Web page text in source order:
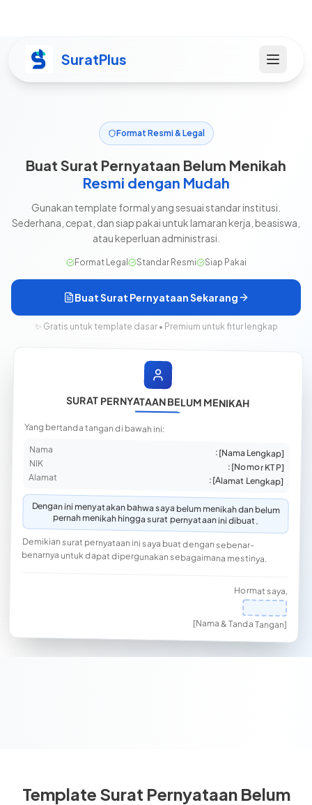
SuratPlus
Format Resmi & Legal
Buat Surat Pernyataan Belum Menikah
Resmi dengan Mudah
Gunakan template formal yang sesuai standar institusi.
Sederhana, cepat, dan siap pakai untuk lamaran kerja, beasiswa,
atau keperluan administrasi.
Format Legal Standar Resmi Siap Pakai
Buat Surat Pernyataan Sekarang
✨ Gratis untuk template dasar • Premium untuk fitur lengkap
SURAT PERNYATAAN BELUM MENIKAH
Yang bertanda tangan di bawah ini:
Nama : [Nama Lengkap]
NIK : [Nomor KTP]
Alamat : [Alamat Lengkap]
Dengan ini menyatakan bahwa saya belum menikah dan belum
pernah menikah hingga surat pernyataan ini dibuat.
Demikian surat pernyataan ini saya buat dengan sebenar-
benarnya untuk dapat dipergunakan sebagaimana mestinya.
Hormat saya,
[Nama & Tanda Tangan]
Template Surat Pernyataan Belum